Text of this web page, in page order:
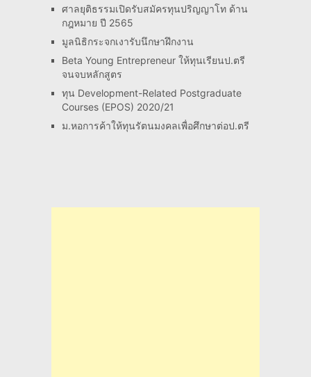
ศาลยุติธรรมเปิดรับสมัครทุนปริญญาโท ด้าน
กฎหมาย ปี 2565
มูลนิธิกระจกเงารับนึกษาฝึกงาน
Beta Young Entrepreneur ให้ทุนเรียนป.ตรี
จนจบหลักสูตร
ทุน Development-Related Postgraduate
Courses (EPOS) 2020/21
ม.หอการค้าให้ทุนรัตนมงคลเพื่อศึกษาต่อป.ตรี